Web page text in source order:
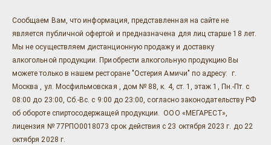
Сообщаем Вам, что информация, представленная на сайте не
является публичной офертой и предназначена для лиц старше 18 лет.
Мы не осуществляем дистанционную продажу и доставку
алкогольной продукции. Приобрести алкогольную продукцию Вы
можете только в нашем ресторане "Остерия Амичи" по адресу: г.
Москва , ул. Мосфильмовская , дом № 88, к. 4, ст. 1, этаж 1, Пн.-Пт. с
08:00 до 23:00, Сб.-Вс. с 9:00 до 23:00, согласно законодательству РФ
об обороте спиртосодержащей продукции. ООО «МЕГАРЕСТ»,
лицензия № 77РПО0018073 срок действия с 23 октября 2023 г. до 22
октября 2028 г.